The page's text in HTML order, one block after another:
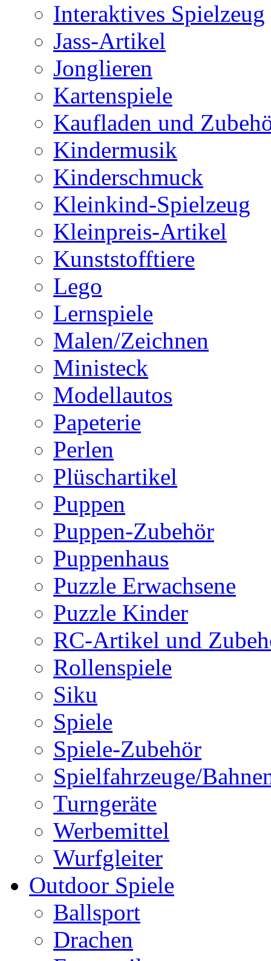
Interaktives Spielzeug
Jass-Artikel
Jonglieren
Kartenspiele
Kaufladen und
Kindermusik
Kinderschmuck
Kleinkind-Spielzeug
Kleinpreis-Artikel
Kunststofftiere
Lego
Lernspiele
Malen/Zeichnen
Ministeck
Modellautos
Papeterie
Perlen
Plüschartikel
Puppen
Puppen-Zubehör
Puppenhaus
Puzzle Erwachsene
Puzzle Kinder
RC-Artikel und
Rollenspiele
Siku
Spiele
Spiele-Zubehör
Spielfahrzeuge/
Turngeräte
Werbemittel
Wurfgleiter
Outdoor Spiele
Ballsport
Drachen